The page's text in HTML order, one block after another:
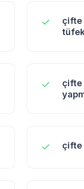
çifte
çifte
çifte